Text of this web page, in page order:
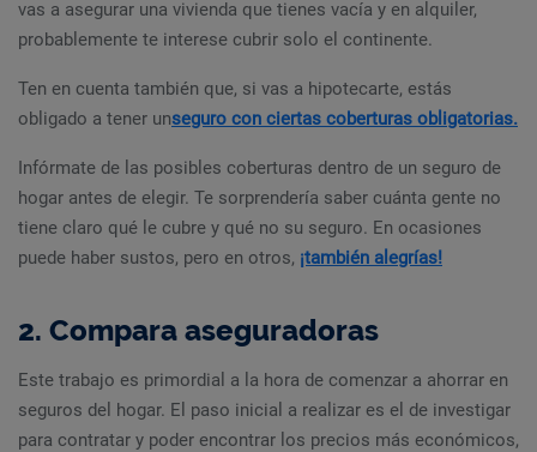
vas a asegurar una vivienda que tienes vacía y en alquiler,
probablemente te interese cubrir solo el continente.
Ten en cuenta también que, si vas a hipotecarte, estás
obligado a tener unseguro con ciertas coberturas obligatorias.
Infórmate de las posibles coberturas dentro de un seguro de
hogar antes de elegir. Te sorprendería saber cuánta gente no
tiene claro qué le cubre y qué no su seguro. En ocasiones
puede haber sustos, pero en otros, ¡también alegrías!
2. Compara aseguradoras
Este trabajo es primordial a la hora de comenzar a ahorrar en
seguros del hogar. El paso inicial a realizar es el de investigar
para contratar y poder encontrar los precios más económicos,